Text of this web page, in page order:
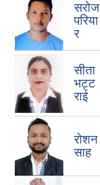
सरोज
परिया
र
सीता
भट्ट
राई
रोशन
साह